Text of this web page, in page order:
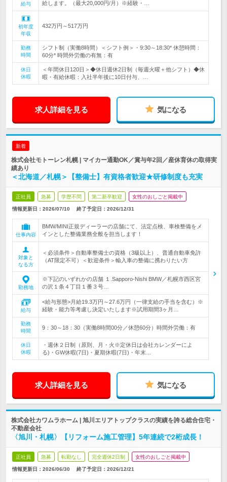
給与 給します。（最大20,000円/月）※経験・…
初年度
年収
432万円～517万円
勤務
時間
シフト制（実働8時間）＜シフト例＞・9:30～18:30* 休憩時間：
60分* 時間外労働の有無：有
休日
休暇
＜年間休日120日＞◆休日週休2日制（毎週火曜＋他シフト）◆休
暇・有給休暇：入社半年後に10日付与、…
求人詳細を見る 気になる
新着
株式会社モトーレン札幌 | マイカー通勤OK／賞与年2回／産休育休の取得実
績あり
＜北海道／札幌＞【整備士】有資格者歓迎★研修制度も充実
正社員 急募 学歴不問 第二新卒歓迎 女性のおしごと掲載中
情報更新日：2026/07/10 終了予定日： 2026/12/31
仕事内容
BMW/MINI正規ディーラーの店舗にて、法定点検、車検整備をメ
インとした整備業務全般を担当します！
対象と
なる方
＜必須条件＞自動車整備士の資格（3級以上）、普通自動車免許
（AT限定不可）＜歓迎条件＞輸入車の整備に携わりたい方
勤務地
※下記のいずれかの店舗 １.Sapporo-Nishi BMW／札幌市西区宮
の沢１条４丁目１番３号…
給与
<給与形態>月給19.3万円～27.6万円（一律支給の手当を含む）※
経験・能力等考慮し決定いたします※試用期間3ヶ月…
勤務
時間
9：30～18：30（実働8時間00分／休憩60分）時間外労働：有
休日
休暇
・週休２日制（原則、月・火※定休日は会社カレンダーによ
る)・GW休暇(7日)・夏期休暇(7日)・年末…
求人詳細を見る 気になる
株式会社カワムラホーム | 旭川エリアトップクラスの実績を誇る総合住宅・
不動産会社
〈旭川・札幌〉【リフォーム施工管理】5年連続で2桁成長！
正社員 急募 転勤なし 完全週休2日制 女性のおしごと掲載中
情報更新日：2026/06/30 終了予定日： 2026/12/21